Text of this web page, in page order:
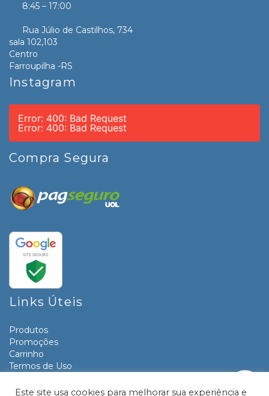
8:45 – 17:00
Rua Júlio de Castilhos, 734
sala 102,103
Centro
Farroupilha -RS
Instagram
Error: 400: Bad Request
Error: 400: Bad Request
Compra Segura
Links Úteis
Produtos
Promoções
Carrinho
Termos de Uso
Contato
Este site usa cookies para melhorar sua experiência e